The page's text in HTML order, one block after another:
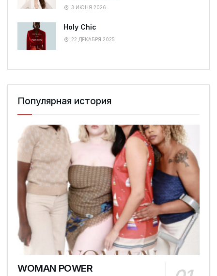
3 ИЮНЯ.2026
Holy Chic
22 ДЕКАБРЯ.2025
Популярная история
WOMAN POWER